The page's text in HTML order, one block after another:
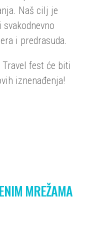
Naš cilj je
i predrasuda.
Travel fest će biti
iznenađenja!
MREŽAMA